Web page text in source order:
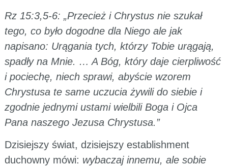
Rz 15:3,5-6: „Przecież i Chrystus nie szukał
tego, co było dogodne dla Niego ale jak
napisano: Urągania tych, którzy Tobie urągają,
spadły na Mnie. … A Bóg, który daje cierpliwość
i pociechę, niech sprawi, abyście wzorem
Chrystusa te same uczucia żywili do siebie i
zgodnie jednymi ustami wielbili Boga i Ojca
Pana naszego Jezusa Chrystusa.”
Dzisiejszy świat, dzisiejszy establishment
duchowny mówi: wybaczaj innemu, ale sobie